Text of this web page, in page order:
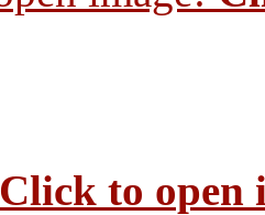
Click to open